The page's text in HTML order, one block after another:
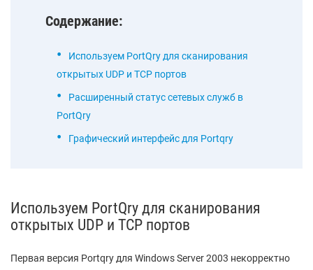
Содержание:
Используем PortQry для сканирования
открытых UDP и TCP портов
Расширенный статус сетевых служб в
PortQry
Графический интерфейс для Portqry
Используем PortQry для сканирования
открытых UDP и TCP портов
Первая версия Portqry для Windows Server 2003 некорректно